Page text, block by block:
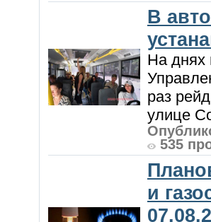
В
На днях
раз
улице
535
и